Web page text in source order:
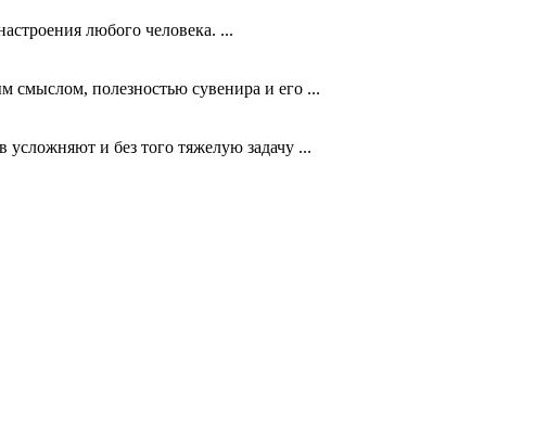
любого человека. ...
смыслом, полезностью сувенира и его ...
усложняют и без того тяжелую задачу ...